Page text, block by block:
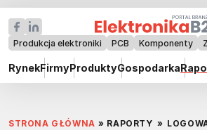
Produkcja elektroniki PCB Komponenty
RynekFirmyProduktyGospodarka
STRONA GŁÓWNA » RAPORTY »